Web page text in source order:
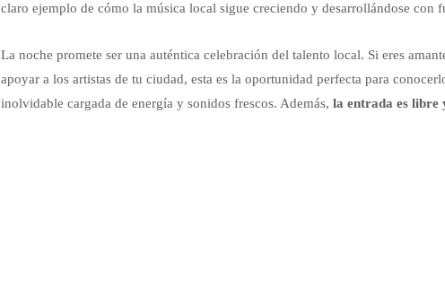
claro ejemplo de cómo la música local sigue creciendo y desarrollándose con
La noche promete ser una auténtica celebración del talento local. Si eres
apoyar a los artistas de tu ciudad, esta es la oportunidad perfecta para
inolvidable cargada de energía y sonidos frescos. Además, la entrada es libre